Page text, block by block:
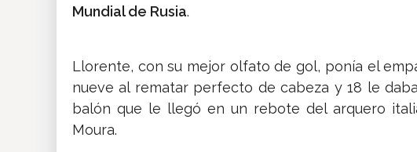
Mundial de Rusia.
Llorente, con su mejor olfato de gol, ponía el
nueve al rematar perfecto de cabeza y 18 le
balón que le llegó en un rebote del arquero
Moura.